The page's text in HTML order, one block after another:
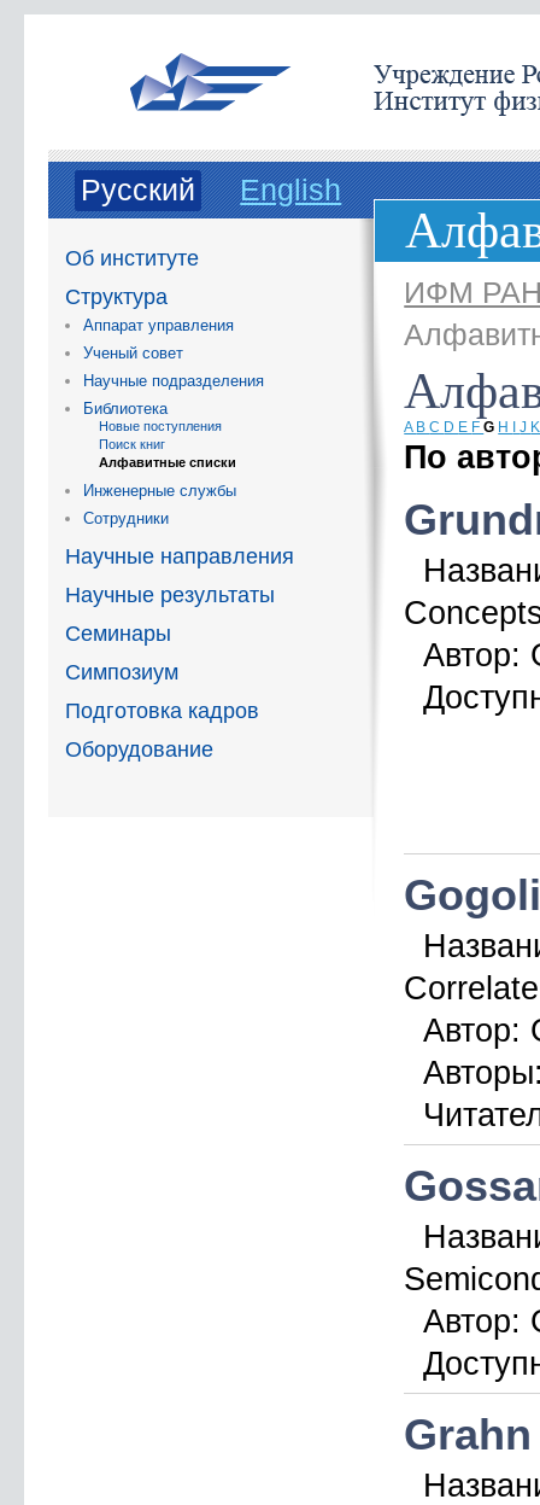
Русский English
Об институте
Структура
Аппарат управления
Ученый совет
Научные подразделения
Библиотека
Новые поступления
Поиск книг
Алфавитные списки
Инженерные службы
Сотрудники
Научные направления
Научные результаты
Семинары
Симпозиум
Подготовка кадров
Оборудование
ИФМ
A BC D E FG H IJ
По
Автор:
Автор:
Автор:
Grahn